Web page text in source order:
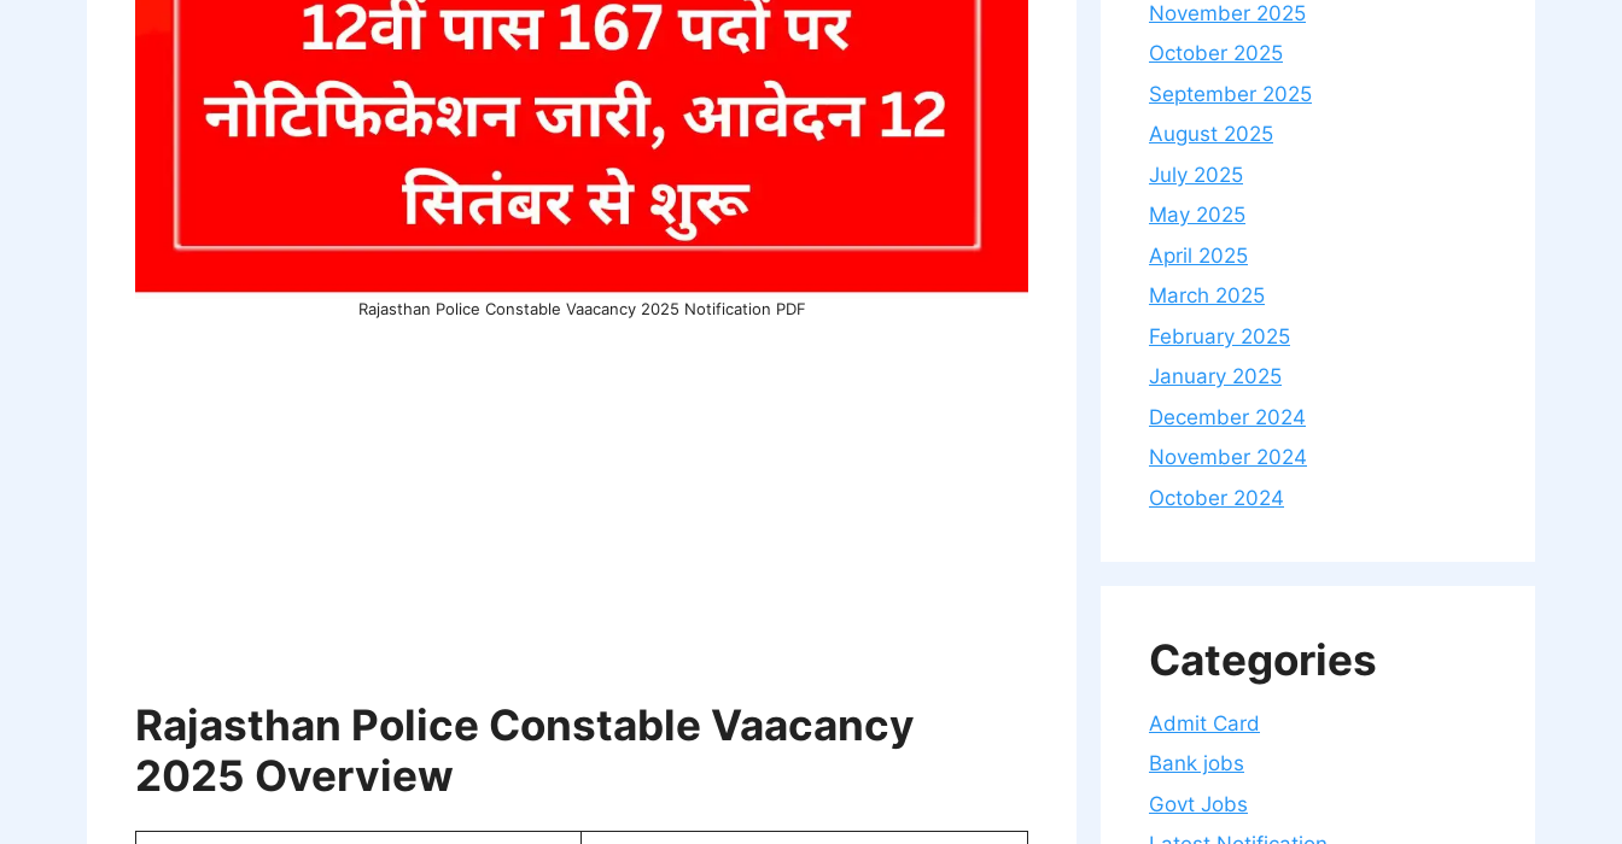
Rajasthan Police Constable Vaacancy 2025 Notification PDF
Rajasthan Police Constable Vaacancy
2025 Overview
November 2025
October 2025
September 2025
August 2025
July 2025
May 2025
April 2025
March 2025
February 2025
January 2025
December 2024
November 2024
October 2024
Categories
Admit Card
Bank jobs
Govt Jobs